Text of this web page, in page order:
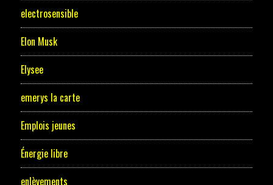
electrosensible
Elon Musk
Elysee
emerys la carte
Emplois jeunes
Énergie libre
enlèvements